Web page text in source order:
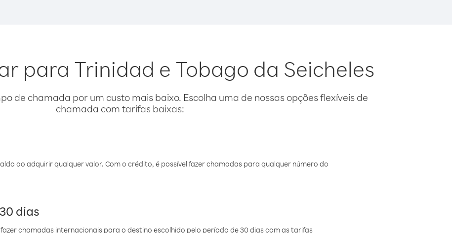
para Trinidad e Tobago da Seicheles
de chamada por um custo mais baixo. Escolha uma de nossas opções flexíveis de
chamada com tarifas baixas:
ao adquirir qualquer valor. Com o crédito, é possível fazer chamadas para qualquer número do
dias
chamadas internacionais para o destino escolhido pelo período de 30 dias com as tarifas